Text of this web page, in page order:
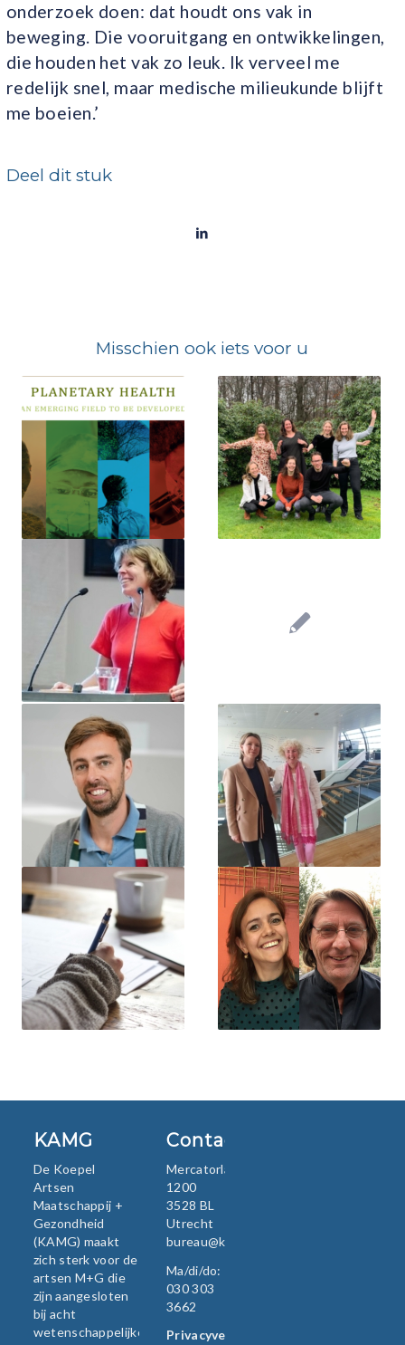
onderzoek doen: dat houdt ons vak in
beweging. Die vooruitgang en ontwikkelingen,
die houden het vak zo leuk. Ik verveel me
redelijk snel, maar medische milieukunde blijft
me boeien.’
Deel dit stuk
Misschien ook iets voor u
KAMG
De Koepel
Artsen
Maatschappij +
Gezondheid
(KAMG) maakt
zich sterk voor de
artsen M+G die
zijn aangesloten
bij acht
wetenschappelijke
Contact
Mercatorlaan
1200
3528 BL
Utrecht
bureau@kamg.nl
Ma/di/do:
030 303
3662
Privacyverklaring